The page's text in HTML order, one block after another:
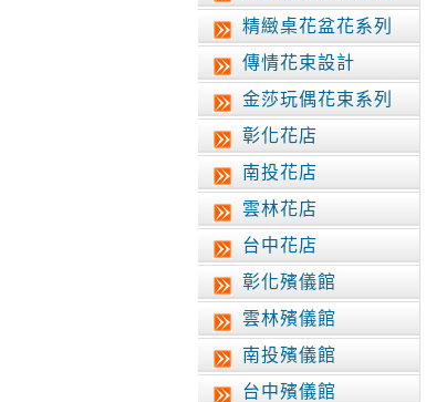
精緻桌花盆花系列
傳情花束設計
金莎玩偶花束系列
彰化花店
南投花店
雲林花店
台中花店
彰化殯儀館
雲林殯儀館
南投殯儀館
台中殯儀館